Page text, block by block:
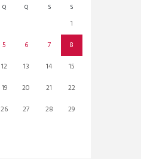
Q Q S S
1
5 6 7
8
12 13 14
15
19 20 21
22
26 27 28
29